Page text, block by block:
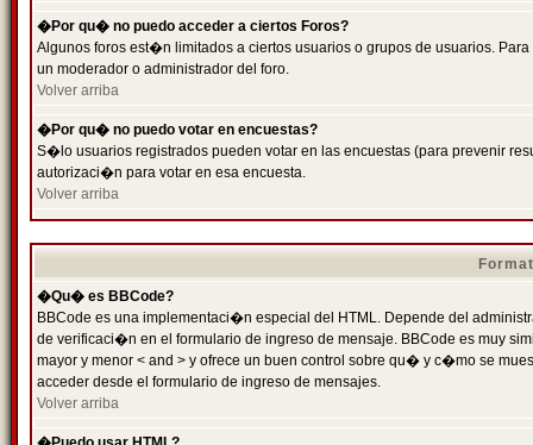
�Por qu� no puedo acceder a ciertos Foros?
Algunos foros est�n limitados a ciertos usuarios o grupos de usuarios.
un moderador o administrador del foro.
Volver arriba
�Por qu� no puedo votar en encuestas?
S�lo usuarios registrados pueden votar en las encuestas (para prevenir
autorizaci�n para votar en esa encuesta.
Volver arriba
�Qu� es BBCode?
BBCode es una implementaci�n especial del HTML. Depende del
de verificaci�n en el formulario de ingreso de mensaje. BBCode es muy
mayor y menor < and > y ofrece un buen control sobre qu� y c�mo se
acceder desde el formulario de ingreso de mensajes.
Volver arriba